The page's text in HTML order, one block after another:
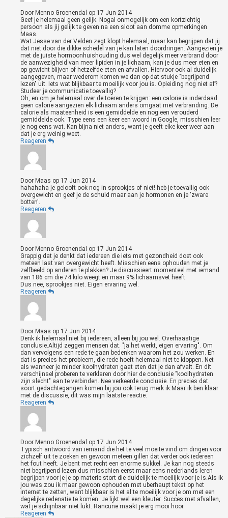
Door Menno Groenendal op 17 Jun 2014
Geef je helemaal geen gelijk. Nogal onmogelijk om een kortzichtig
persoon als jij gelijk te geven na een sloot aan domme opmerkingen
Maas.
Wat Jesse van der Velden zegt klopt helemaal, maar kan begrijpen dat jij
dat niet door die dikke schedel van je kan laten doordringen. Aangezien je
met de juiste hormoonhuishouding dus wel degelijk meer verbrand door
de aanwezigheid van meer lipiden in je lichaam, kan je dus meer eten en
op gewicht blijven of hetzelfde eten en afvallen. Hiervoor ook al duidelijk
aangegeven, maar wederom komen we dan op dat stukje "begrijpend
lezen" uit. Iets wat blijkbaar te moeilijk voor jou is. Opleiding nog niet af?
Studeer je communicatie toevallig?
Oh, en om je helemaal over de toeren te krijgen: een calorie is inderdaad
geen calorie aangezien elk lichaam anders omgaat met verbranding. De
calorie als maateenheid is een gemiddelde en nog een verouderd
gemiddelde ook. Type eens een keer een woord in Google, misschien leer
je nog eens wat. Kan bijna niet anders, want je geeft elke keer weer aan
dat je erg weinig weet.
Reageren
Door Maas op 17 Jun 2014
hahahaha je gelooft ook nog in sprookjes of niet! heb je toevallig ook
overgewicht en geef je de schuld maar aan je hormonen en je 'zware
botten'.
Reageren
Door Menno Groenendal op 17 Jun 2014
Grappig dat je denkt dat iedereen die iets met gezondheid doet ook
meteen last van overgewicht heeft. Misschien eens ophouden met je
zelfbeeld op anderen te plakken? Je discussieert momenteel met iemand
van 186 cm die 74 kilo weegt en maar 9% lichaamsvet heeft.
Dus nee, sprookjes niet. Eigen ervaring wel.
Reageren
Door Maas op 17 Jun 2014
Denk ik helemaal niet bij iedereen, alleen bij jou wel. Overhaastige
conclusie.Altijd zeggen mensen dat. "ja het werkt, eigen ervaring". Om
dan vervolgens een rede te gaan bedenken waarom het zou werken. En
dat is precies het probleem, die rede hoeft helemaal niet te kloppen. Net
als wanneer je minder koolhydraten gaat eten dat je dan afvalt. En dit
verschijnsel proberen te verklaren door hier de conclusie "koolhydraten
zijn slecht" aan te verbinden. Nee verkeerde conclusie. En precies dat
soort gedachtegangen komen bij jou ook terug merk ik.Maar ik ben klaar
met de discussie, dit was mijn laatste reactie.
Reageren
Door Menno Groenendal op 17 Jun 2014
Typisch antwoord van iemand die het te veel moeite vind om dingen voor
zichzelf uit te zoeken en gewoon meteen gillen dat verder ook iedereen
het fout heeft. Je bent met recht een enorme sukkel. Je kan nog steeds
niet begrijpend lezen dus misschien eerst maar eens nederlands leren
begrijpen voor je je op materie stort die duidelijk te moeilijk voor je is.Als ik
jou was zou ik maar gewoon ophouden met uberhaupt tekst op het
internet te zetten, want blijkbaar is het al te moeilijk voor je om met een
degelijke redenatie te komen. Je lijkt wel een kleuter. Succes met afvallen,
wat je schijnbaar niet lukt. Rancune maakt je erg mooi hoor.
Reageren